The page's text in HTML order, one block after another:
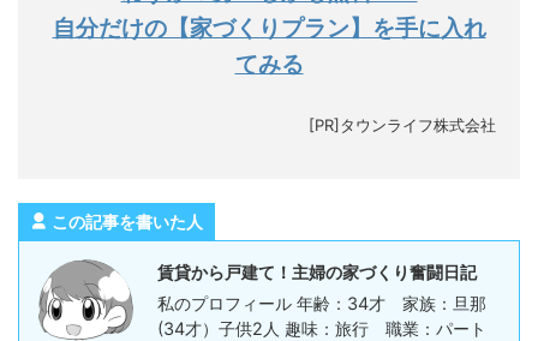
自分だけの【家づくりプラン】を手に入れ
てみる
[PR]タウンライフ株式会社
この記事を書いた人
賃貸から戸建て！主婦の家づくり奮闘日記
私のプロフィール 年齢：34才 家族：旦那
(34才）子供2人 趣味：旅行 職業：パート